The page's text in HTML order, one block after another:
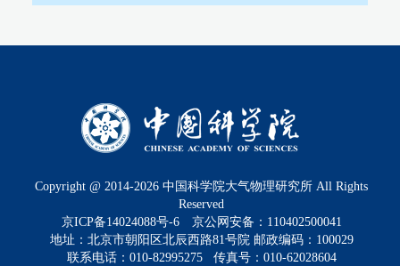
Copyright @ 2014-2026 中国科学院大气物理研究所 All Rights
Reserved
京ICP备14024088号-6
京公网安备：110402500041
地址：北京市朝阳区北辰西路81号院 邮政编码：100029
联系电话：010-82995275 传真号：010-62028604